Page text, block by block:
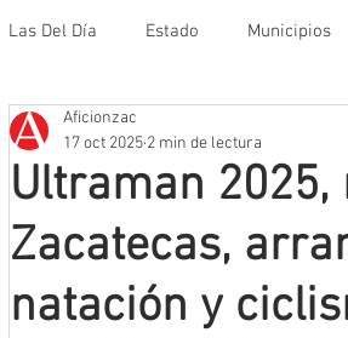
Las Del Día Estado Municipios
Que no se olvide
Mineros LNBP
Ultraman
Zacatecas,
natación y
Aficionzac
17 oct 2025 2 min de lectura